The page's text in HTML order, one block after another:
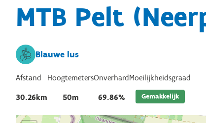
MTB Pelt
Blauwe lus
Afstand
30.26km
Hoogtemeters
50m
Onverhard
69.86%
Moeilijkheidsgraad
Gemakkelijk